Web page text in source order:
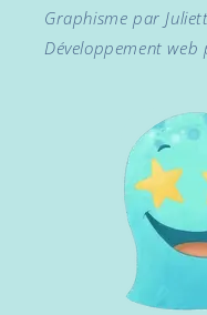
Graphisme par
Développement web